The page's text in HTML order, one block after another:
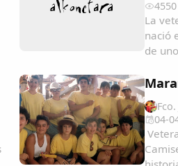
La
nació
de
04-